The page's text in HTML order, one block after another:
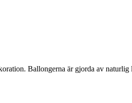
Ballongerna är gjorda av